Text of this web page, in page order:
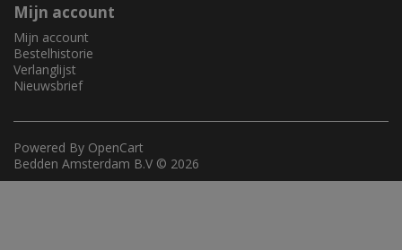
Mijn account
Mijn account
Bestelhistorie
Verlanglijst
Nieuwsbrief
Powered By OpenCart
Bedden Amsterdam B.V © 2026